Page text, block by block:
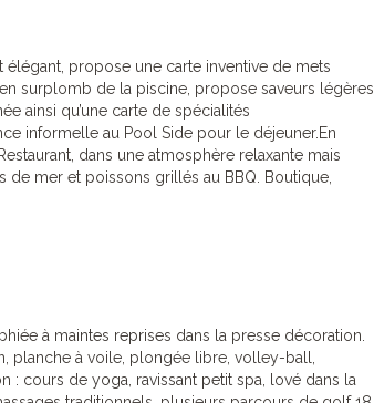
élégant, propose une carte inventive de mets
surplomb de la piscine, propose saveurs légères
ainsi qu’une carte de spécialités
informelle au Pool Side pour le déjeuner.En
dans une atmosphère relaxante mais
mer et poissons grillés au BBQ. Boutique,
à maintes reprises dans la presse décoration.
planche à voile, plongée libre, volley-ball,
: cours de yoga, ravissant petit spa, lové dans la